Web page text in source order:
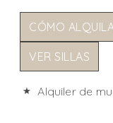
CÓMO
VER SILLAS
Alquiler de